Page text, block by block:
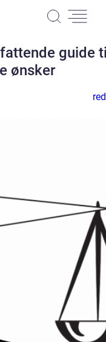
guide
ønsker